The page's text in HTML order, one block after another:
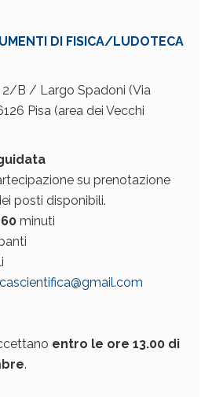
DI FISICA/LUDOTECA
2/B / Largo Spadoni (Via
Pisa (area dei Vecchi
su prenotazione
posti disponibili.
60 minuti
entro le ore 13.00 di
.